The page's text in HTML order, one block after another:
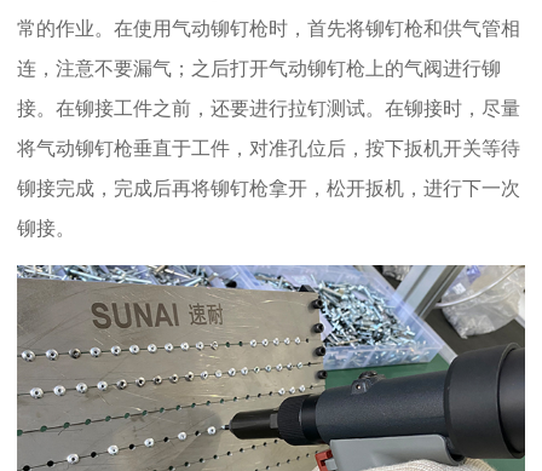
常的作业。在使用气动铆钉枪时，首先将铆钉枪和供气管相
连，注意不要漏气；之后打开气动铆钉枪上的气阀进行铆
接。在铆接工件之前，还要进行拉钉测试。在铆接时，尽量
将气动铆钉枪垂直于工件，对准孔位后，按下扳机开关等待
铆接完成，完成后再将铆钉枪拿开，松开扳机，进行下一次
铆接。